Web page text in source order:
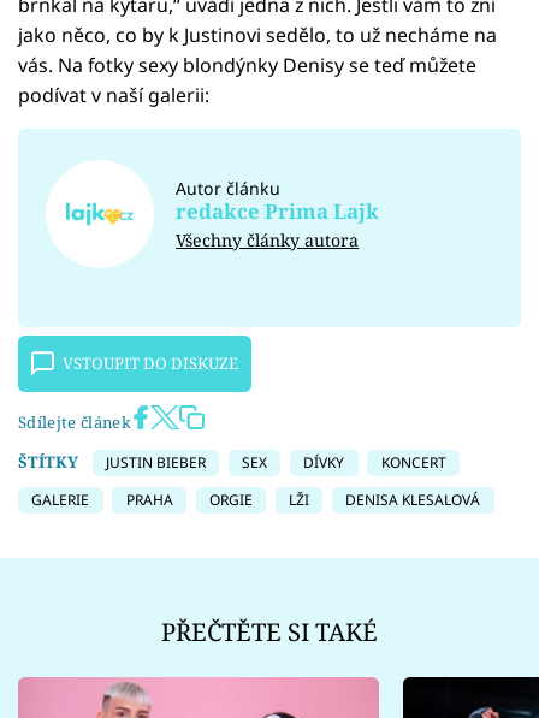
jako něco, co by k Justinovi sedělo, to už necháme na
vás. Na fotky sexy blondýnky Denisy se teď můžete
podívat v naší galerii:
Autor článku
redakce Prima Lajk
Všechny články autora
VSTOUPIT DO DISKUZE
Sdílejte článek
ŠTÍTKY
JUSTIN BIEBER SEX DÍVKY
KONCERT
GALERIE
PRAHA ORGIE LŽI DENISA KLESALOVÁ
PŘEČTĚTE SI TAKÉ